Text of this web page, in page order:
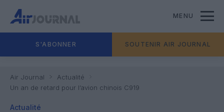
MENU
S'ABONNER SOUTENIR AIR JOURNAL
Air Journal
Actualité
Un an de retard pour l’avion chinois C919
Actualité